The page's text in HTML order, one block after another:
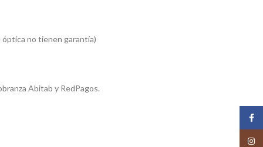
no tienen garantía)
Abitab y RedPagos.